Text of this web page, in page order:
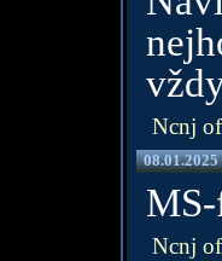
Ncnj
Ncnj